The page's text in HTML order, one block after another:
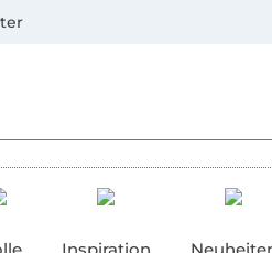
auf Rechnung, Vorkasse